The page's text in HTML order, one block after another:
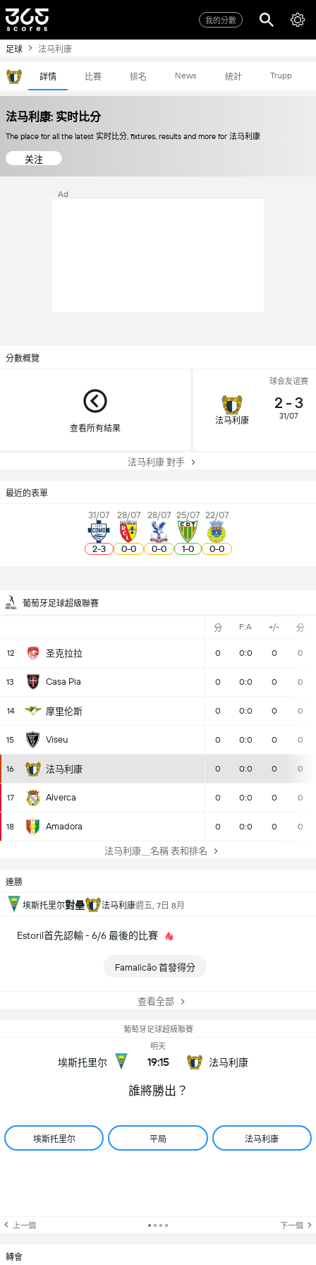
我的分數
足球 法马利康
詳情 比賽 排名 News 統計 Trupp
法马利康: 实时比分
The place for all the latest 实时比分, fixtures, results and more for 法马利康
关注
Ad
分數概覽
查看所有結果
球会友谊赛
法马利康
2 - 3
31/07
法马利康 對手
最近的表單
31/07
2-3
28/07
0-0
28/07
0-0
25/07
1-0
22/07
0-0
葡萄牙足球超級聯賽
分 F:A +/- 分
12 圣克拉拉 0 0:0 0 0
13 Casa Pia 0 0:0 0 0
14 摩里伦斯 0 0:0 0 0
15 Viseu 0 0:0 0 0
16 法马利康 0 0:0 0 0
17 Alverca 0 0:0 0 0
18 Amadora 0 0:0 0 0
法马利康＿名稱 表和排名
連勝
埃斯托里尔對壘 法马利康週五, 7日 8月
Estoril首先認輸 - 6/6 最後的比賽
Famalicão 首發得分
查看全部
葡萄牙足球超級聯賽
埃斯托里尔
明天
19:15 法马利康
誰將勝出？
埃斯托里尔 平局 法马利康
上一個 下一個
轉會